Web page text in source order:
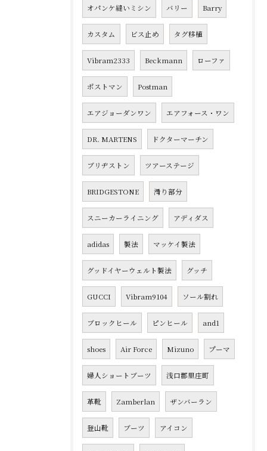
オパンケ縫いミシン バリー Barry
カスタム ビス止め タグ移植
Vibram2333 Beckmann ローファ
ポストマン Postman
エアジョーダンワン エアフォース・ワン
DR. MARTENS ドクターマーチン
ブリヂストン ツアーステージ
BRIDGESTONE 滑り部分
スニーカーライニング アディダス
adidas 製法 マッケイ製法
グッドイヤーウェルト製法 グッチ
GUCCI Vibram9104 ソール割れ
ブロックヒール ピンヒール and1
shoes Air Force Mizuno プーマ
婦人ショートブーツ 浅口郡里庄町
革靴 Zamberlan ザンバーラン
登山靴 ブーツ アイコン